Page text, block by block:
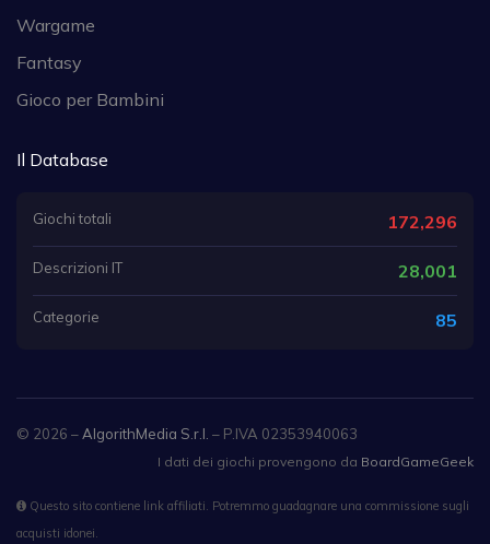
Wargame
Fantasy
Gioco per Bambini
Il Database
Giochi totali 172,296
Descrizioni IT 28,001
Categorie 85
© 2026 – AlgorithMedia S.r.l. – P.IVA 02353940063
I dati dei giochi provengono da BoardGameGeek
Questo sito contiene link affiliati. Potremmo guadagnare una commissione sugli
acquisti idonei.